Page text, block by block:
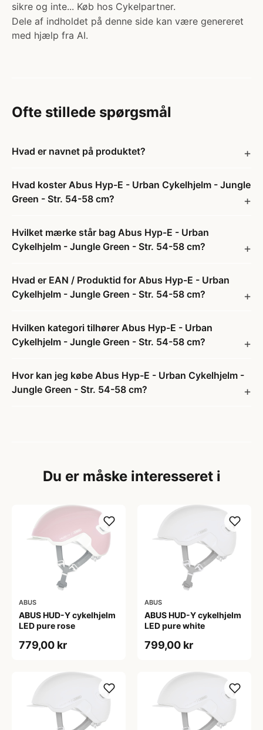
sikre og inte... Køb hos Cykelpartner.
Dele af indholdet på denne side kan være genereret
med hjælp fra AI.
Ofte stillede spørgsmål
Hvad er navnet på produktet?
Hvad koster Abus Hyp-E - Urban Cykelhjelm - Jungle
Green - Str. 54-58 cm?
Hvilket mærke står bag Abus Hyp-E - Urban
Cykelhjelm - Jungle Green - Str. 54-58 cm?
Hvad er EAN / Produktid for Abus Hyp-E - Urban
Cykelhjelm - Jungle Green - Str. 54-58 cm?
Hvilken kategori tilhører Abus Hyp-E - Urban
Cykelhjelm - Jungle Green - Str. 54-58 cm?
Hvor kan jeg købe Abus Hyp-E - Urban Cykelhjelm -
Jungle Green - Str. 54-58 cm?
Du er måske interesseret i
ABUS
ABUS HUD-Y cykelhjelm
LED pure rose
779,00 kr
ABUS
ABUS HUD-Y cykelhjelm
LED pure white
799,00 kr